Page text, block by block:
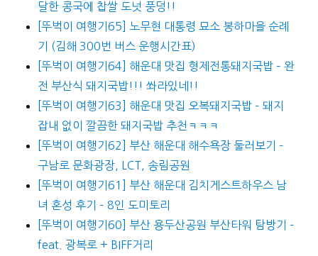
달한 콩국에 찹쌀 도넛 풍덩!!
[뚜벅이 여행기65] 노무현 대통령 묘소 봉하마을 순례
기 (김해 300번 버스 운행시간표)
[뚜벅이 여행기64] 해운대 맛집 형제전통돼지국밥 – 완
전 부산식 돼지국밥!!! 쏴라있네!!
[뚜벅이 여행기63] 해운대 맛집 오복돼지국밥 – 돼지
잡내 없이 깔끔한 돼지국밥 추천ㅋㅋㅋ
[뚜벅이 여행기62] 부산 해운대 해수욕장 둘러보기 –
구남로 문화광장, LCT, 송림공원
[뚜벅이 여행기61] 부산 해운대 김치게스트하우스 남
녀 혼성 후기 – 8인 도미토리
[뚜벅이 여행기60] 부산 용두산공원 부산타워 탐방기 –
feat. 광복로 + BIFF거리